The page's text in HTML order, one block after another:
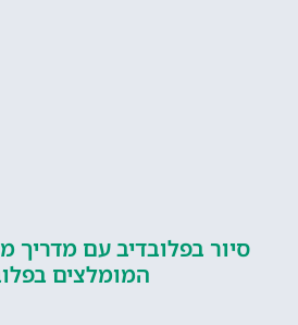
בפלובדיב עם מדריך מקומי –
המומלצים בפלובדיב